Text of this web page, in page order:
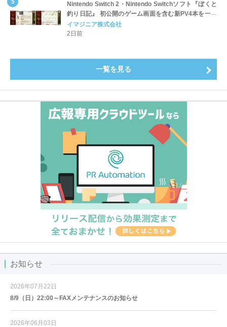
Nintendo Switch 2・Nintendo Switchソフト『ぼくと
釣り日記』 初公開のゲーム画面を含む新PV4本を一挙
公開！
イマジニア株式会社
2日前
一覧を見る
お知らせ
2026年07月22日
8/9（日）22:00～FAXメンテナンスのお知らせ
2026年06月03日